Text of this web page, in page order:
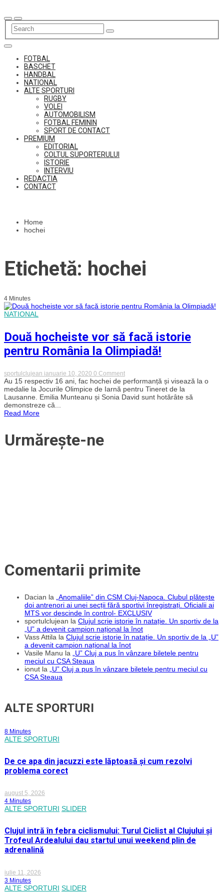
to
content
FOTBAL
BASCHET
HANDBAL
NATIONAL
ALTE SPORTURI
RUGBY
VOLEI
AUTOMOBILISM
FOTBAL FEMININ
SPORT DE CONTACT
PREMIUM
EDITORIAL
COLTUL SUPORTERULUI
ISTORIE
INTERVIU
REDACTIA
CONTACT
Home
hochei
Etichetă: hochei
4 Minutes
NATIONAL
Două hocheiste vor să facă istorie
pentru România la Olimpiadă!
sportulclujean ianuarie 10, 2020 0 Commenton
Două
hocheiste
vor
să
Au 15 respectiv 16 ani, fac hochei de performanță și visează la o
medalie la Jocurile Olimpice de Iarnă pentru Tineret de la
Lausanne. Emilia Munteanu și Sonia David sunt hotărâte să
demonstreze că...
Read More
Urmărește-ne
Comentarii primite
Dacian la
„Anomaliile” din CSM Cluj-Napoca. Clubul plătește
doi antrenori ai unei secții fără sportivi înregistrați. Oficialii ai
MTS vor descinde în control- EXCLUSIV
sportulclujean la Clujul scrie istorie în natație. Un sportiv de la
„U” a devenit campion național la înot
Vass Attila la Clujul scrie istorie în natație. Un sportiv de la „U”
a devenit campion național la înot
Vasile Manu la
„U” Cluj a pus în vânzare biletele pentru
meciul cu CSA Steaua
ionut la
„U” Cluj a pus în vânzare biletele pentru meciul cu
CSA Steaua
ALTE SPORTURI
8 Minutes
ALTE SPORTURI
De ce apa din jacuzzi este lăptoasă și cum rezolvi
problema corect
august 5, 2026
4 Minutes
ALTE SPORTURI SLIDER
Clujul intră în febra ciclismului: Turul Ciclist al Clujului și
Trofeul Ardealului dau startul unui weekend plin de
adrenalină
iulie 11, 2026
3 Minutes
ALTE SPORTURI SLIDER